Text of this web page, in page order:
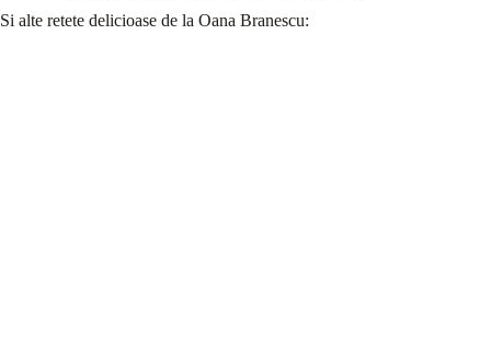
Si alte retete delicioase de la Oana Branescu: